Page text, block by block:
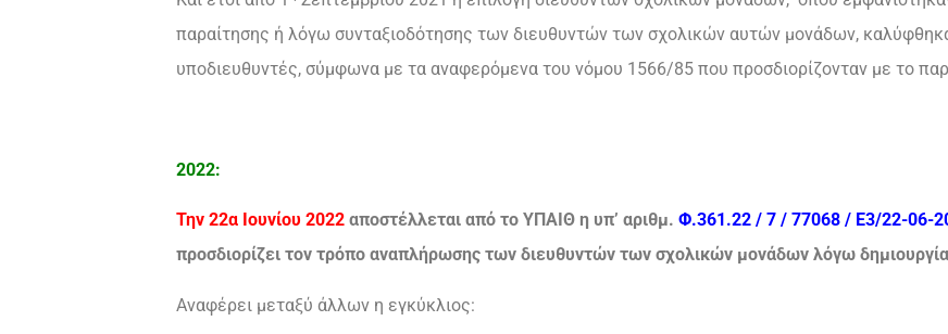
παραίτησης ή λόγω συνταξιοδότησης των διευθυντών των σχολικών αυτών μονάδων,
υποδιευθυντές, σύμφωνα με τα αναφερόμενα του νόμου 1566/85 που προσδιορίζονταν με το
2022:
Την 22α Ιουνίου 2022 αποστέλλεται από το ΥΠΑΙΘ η υπ’ αριθμ. Φ.361.22 / 7 / 77068 / Ε3/22-06-
προσδιορίζει τον τρόπο αναπλήρωσης των διευθυντών των σχολικών μονάδων λόγω
Αναφέρει μεταξύ άλλων η εγκύκλιος: